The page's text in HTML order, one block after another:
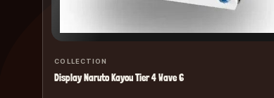
COLLECTION
Display Naruto Kayou Tier 4 Wave 6